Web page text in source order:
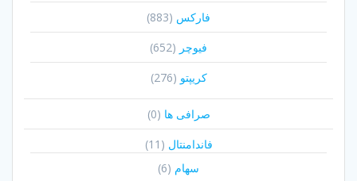
فارکس (883)
فیوچر (652)
کریپتو (276)
صرافی ها (0)
فاندامنتال (11)
سهام (6)